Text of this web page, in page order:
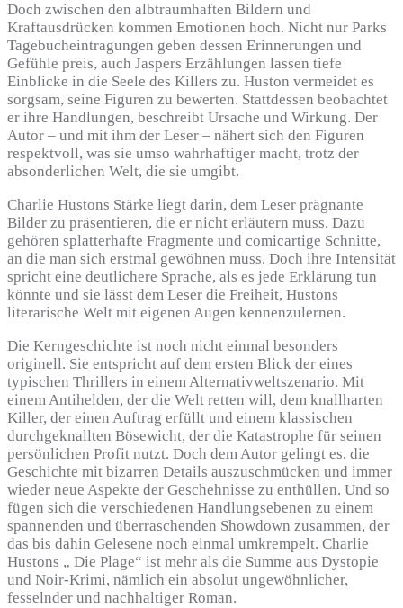
Doch zwischen den albtraumhaften Bildern und
Kraftausdrücken kommen Emotionen hoch. Nicht nur Parks
Tagebucheintragungen geben dessen Erinnerungen und
Gefühle preis, auch Jaspers Erzählungen lassen tiefe
Einblicke in die Seele des Killers zu. Huston vermeidet es
sorgsam, seine Figuren zu bewerten. Stattdessen beobachtet
er ihre Handlungen, beschreibt Ursache und Wirkung. Der
Autor – und mit ihm der Leser – nähert sich den Figuren
respektvoll, was sie umso wahrhaftiger macht, trotz der
absonderlichen Welt, die sie umgibt.
Charlie Hustons Stärke liegt darin, dem Leser prägnante
Bilder zu präsentieren, die er nicht erläutern muss. Dazu
gehören splatterhafte Fragmente und comicartige Schnitte,
an die man sich erstmal gewöhnen muss. Doch ihre Intensität
spricht eine deutlichere Sprache, als es jede Erklärung tun
könnte und sie lässt dem Leser die Freiheit, Hustons
literarische Welt mit eigenen Augen kennenzulernen.
Die Kerngeschichte ist noch nicht einmal besonders
originell. Sie entspricht auf dem ersten Blick der eines
typischen Thrillers in einem Alternativweltszenario. Mit
einem Antihelden, der die Welt retten will, dem knallharten
Killer, der einen Auftrag erfüllt und einem klassischen
durchgeknallten Bösewicht, der die Katastrophe für seinen
persönlichen Profit nutzt. Doch dem Autor gelingt es, die
Geschichte mit bizarren Details auszuschmücken und immer
wieder neue Aspekte der Geschehnisse zu enthüllen. Und so
fügen sich die verschiedenen Handlungsebenen zu einem
spannenden und überraschenden Showdown zusammen, der
das bis dahin Gelesene noch einmal umkrempelt. Charlie
Hustons „ Die Plage“ ist mehr als die Summe aus Dystopie
und Noir-Krimi, nämlich ein absolut ungewöhnlicher,
fesselnder und nachhaltiger Roman.